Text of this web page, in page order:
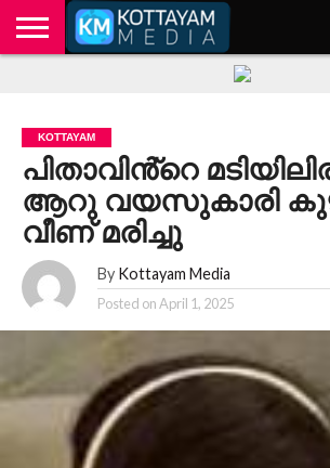
KOTTAYAM
പിതാവിൻ്റെ
ആറു വയസുകാരി
വീണ് മരിച്ചു
By Kottayam Media
Posted onApril 1, 2025